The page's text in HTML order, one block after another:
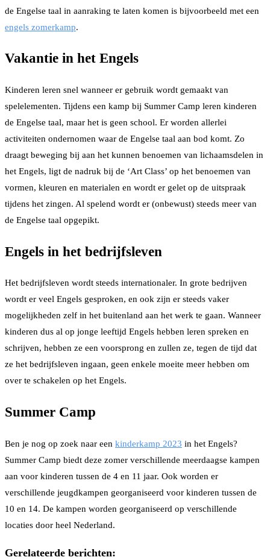
de Engelse taal in aanraking te laten komen is bijvoorbeeld met een
engels zomerkamp.
Vakantie in het Engels
Kinderen leren snel wanneer er gebruik wordt gemaakt van
spelelementen. Tijdens een kamp bij Summer Camp leren kinderen
de Engelse taal, maar het is geen school. Er worden allerlei
activiteiten ondernomen waar de Engelse taal aan bod komt. Zo
draagt beweging bij aan het kunnen benoemen van lichaamsdelen in
het Engels, ligt de nadruk bij de ‘Art Class’ op het benoemen van
vormen, kleuren en materialen en wordt er gelet op de uitspraak
tijdens het zingen. Al spelend wordt er (onbewust) steeds meer van
de Engelse taal opgepikt.
Engels in het bedrijfsleven
Het bedrijfsleven wordt steeds internationaler. In grote bedrijven
wordt er veel Engels gesproken, en ook zijn er steeds vaker
mogelijkheden zelf in het buitenland aan het werk te gaan. Wanneer
kinderen dus al op jonge leeftijd Engels hebben leren spreken en
schrijven, hebben ze een voorsprong en zullen ze, tegen de tijd dat
ze het bedrijfsleven ingaan, geen enkele moeite meer hebben om
over te schakelen op het Engels.
Summer Camp
Ben je nog op zoek naar een kinderkamp 2023 in het Engels?
Summer Camp biedt deze zomer verschillende meerdaagse kampen
aan voor kinderen tussen de 4 en 11 jaar. Ook worden er
verschillende jeugdkampen georganiseerd voor kinderen tussen de
10 en 14. De kampen worden georganiseerd op verschillende
locaties door heel Nederland.
Gerelateerde berichten: